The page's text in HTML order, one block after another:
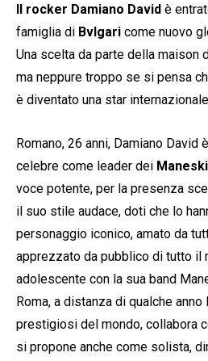
Il rocker Damiano David è
famiglia di Bvlgari come nuovo
Una scelta da parte della maison
ma neppure troppo se si pensa
è diventato una star
Romano, 26 anni, Damiano David
celebre come leader dei
voce potente, per la presenza
il suo stile audace, doti che lo
personaggio iconico, amato da
apprezzato da pubblico di tutto il
adolescente con la sua band
Roma, a distanza di qualche
prestigiosi del mondo, collabora
si propone anche come solista,